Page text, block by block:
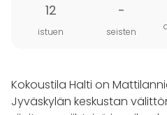
12
istuen
-
seisten
Kokoustila Halti on
Jyväskylän keskustan